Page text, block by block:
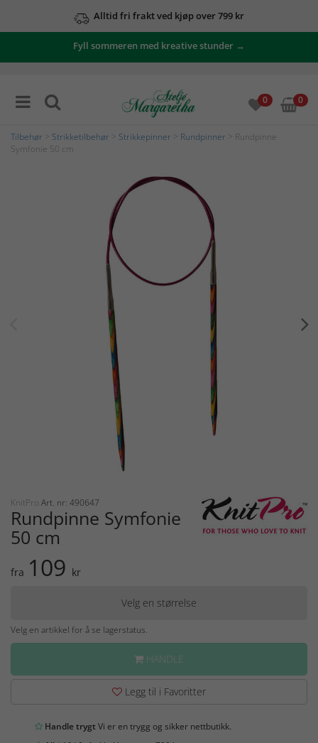
Alltid fri frakt ved kjøp over 799 kr
Fyll sommeren med kreative stunder →
0 0
Tilbehør Strikketilbehør Strikkepinner Rundpinner > Rundpinne
Symfonie 50 cm
KnitPro Art. nr: 490647
Rundpinne Symfonie
50 cm
fra 109 kr
Velg en størrelse
Velg en artikkel for å se lagerstatus.
HANDLE
Legg til i Favoritter
Handle trygtVi er en trygg og sikker nettbutikk.